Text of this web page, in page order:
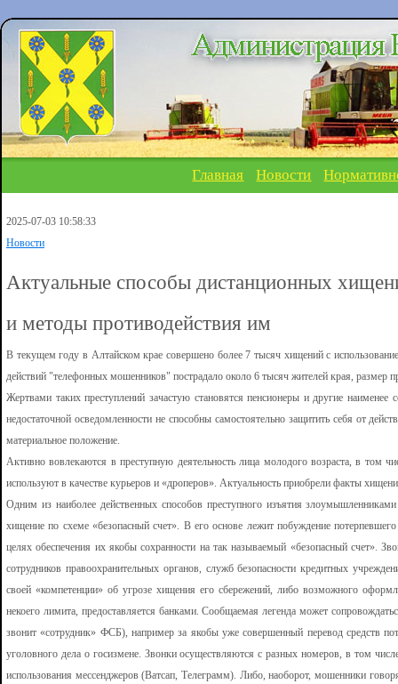
Главная Новости
2025-07-03 10:58:33
Новости
Актуальные способы дистанционных
и методы противодействия им
В текущем году в Алтайском крае совершено более 7 тысяч хищений с
действий "телефонных мошенников" пострадало около 6 тысяч жителей края, размер
Жертвами таких преступлений зачастую становятся пенсионеры и другие
недостаточной осведомленности не способны самостоятельно защитить себя от
материальное положение.
Активно вовлекаются в преступную деятельность лица молодого возраста, в том
используют в качестве курьеров и «дроперов». Актуальность приобрели факты
Одним из наиболее действенных способов преступного изъятия
хищение по схеме «безопасный счет». В его основе лежит побуждение
целях обеспечения их якобы сохранности на так называемый «безопасный счет».
сотрудников правоохранительных органов, служб безопасности кредитных
своей «компетенции» об угрозе хищения его сбережений, либо возможного
некоего лимита, предоставляется банками. Сообщаемая легенда может
звонит «сотрудник» ФСБ), например за якобы уже совершенный перевод средств
уголовного дела о госизмене. Звонки осуществляются с разных номеров, в том
использования мессенджеров (Ватсап, Телеграмм). Либо, наоборот, мошенники